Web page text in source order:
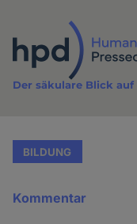
Inhalt
Der säkulare Blick auf
BILDUNG
Kommentar